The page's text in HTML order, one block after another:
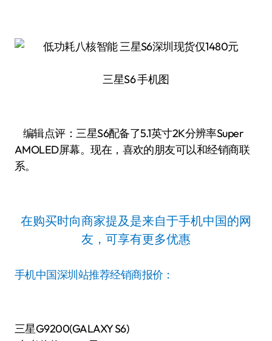
三星S6 手机图
编辑点评：三星S6配备了5.1英寸2K分辨率Super
AMOLED屏幕。现在，喜欢的朋友可以和经销商联
系。
在购买时向商家提及是来自于手机中国的网
友，可享有更多优惠
手机中国深圳站推荐经销商报价：
三星G9200(GALAXY S6)